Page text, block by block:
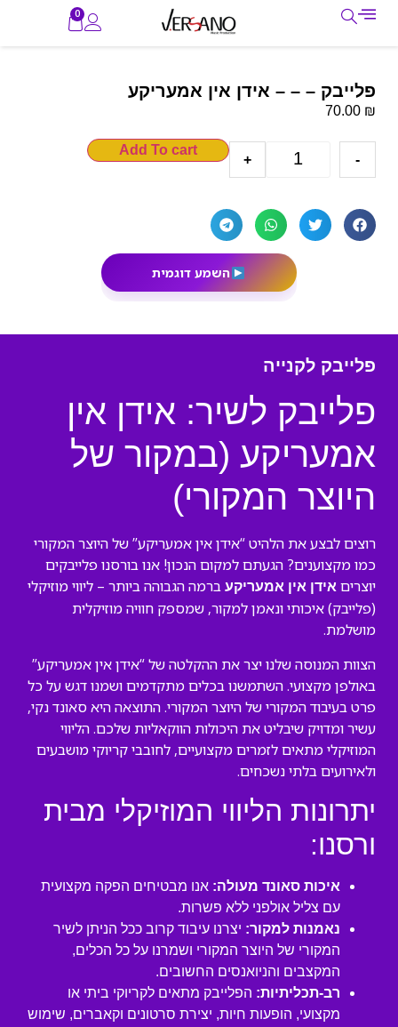
0
פלייבק – – – אידן אין אמעריקע
70.00 ₪
-
+
Add To cart
השמע דוגמית
פלייבק לקנייה
פלייבק לשיר: אידן אין
אמעריקע (במקור של
היוצר המקורי)
רוצים לבצע את הלהיט “אידן אין אמעריקע” של היוצר המקורי
כמו מקצוענים? הגעתם למקום הנכון! אנו בורסנו פלייבקים
יוצרים אידן אין אמעריקע ברמה הגבוהה ביותר – ליווי מוזיקלי
(פלייבק) איכותי ונאמן למקור, שמספק חוויה מוזיקלית
מושלמת.
הצוות המנוסה שלנו יצר את ההקלטה של “אידן אין אמעריקע”
באולפן מקצועי. השתמשנו בכלים מתקדמים ושמנו דגש על כל
פרט בעיבוד המקורי של היוצר המקורי. התוצאה היא סאונד נקי,
עשיר ומדויק שיבליט את היכולות הווקאליות שלכם. הליווי
המוזיקלי מתאים לזמרים מקצועיים, לחובבי קריוקי מושבעים
ולאירועים בלתי נשכחים.
יתרונות הליווי המוזיקלי מבית
ורסנו:
איכות סאונד מעולה: אנו מבטיחים הפקה מקצועית
עם צליל אולפני ללא פשרות.
נאמנות למקור: יצרנו עיבוד קרוב ככל הניתן לשיר
המקורי של היוצר המקורי ושמרנו על כל הכלים,
המקצבים והניואנסים החשובים.
רב-תכליתיות: הפלייבק מתאים לקריוקי ביתי או
מקצועי, הופעות חיות, יצירת סרטונים וקאברים, שימוש